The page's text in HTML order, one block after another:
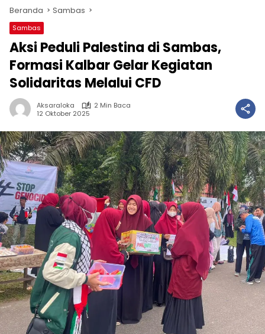
Beranda Sambas
Sambas
Aksi Peduli Palestina di Sambas,
Formasi Kalbar Gelar Kegiatan
Solidaritas Melalui CFD
Aksaraloka
2 Min Baca
12 Oktober 2025